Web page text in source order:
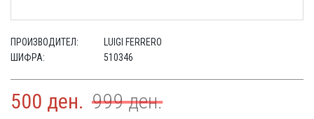
ПРОИЗВОДИТЕЛ:
LUIGI FERRERO
ШИФРА:
510346
500 ден. 999ден.